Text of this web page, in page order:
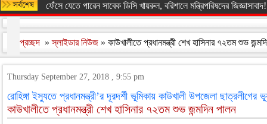
বরিশাল শিক্ষা বোর্ডে ৫টি বিদ্যালয়ে পাস করেনি কেউ
প্রচ্ছদ »স্লাইডার নিউজ » কাউখালীতে প্রধানমন্ত্রী শেখ হাসিনার ৭২তম শুভ
Thursday September 27, 2018 , 9:55 pm
রোহিঙ্গা ইস্যুতে প্রধানমন্ত্রী’র দূরদর্শী ভূমিকায় কাউখালী উপজেলা ছাত্রলীগের
কাউখালীতে প্রধানমন্ত্রী শেখ হাসিনার ৭২তম শুভ জন্মদিন পালন